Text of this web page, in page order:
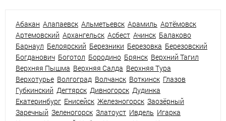
Абакан Алапаевск Альметьевск Арамиль Артёмовск
Артемовский Архангельск Асбест Ачинск Балаково
Барнаул Белоярский Березники Березовка Березовский
Богданович Боготол Бородино Брянск Верхний Тагил
Верхняя Пышма Верхняя Салда Верхняя Тура
Верхотурье Волгоград Волчанск Воткинск Глазов
Губкинский Дегтярск Дивногорск Дудинка
Екатеринбург Енисейск Железногорск Заозёрный
Заречный Зеленогорск Златоуст Ивдель Игарка